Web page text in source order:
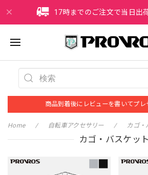
17時までのご注文で当日出
商品到着後にレビューを書いてプレ
Home 自転車アクセサリー カゴ・
カゴ・バスケット